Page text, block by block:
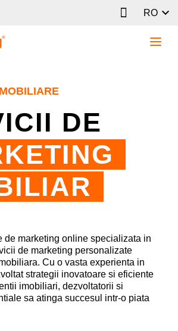
RO
DE
de marketing online specializata in
de marketing personalizate
Cu o vasta experienta in
strategii inovatoare si eficiente
imobiliari, dezvoltatorii si
sa atinga succesul intr-o piata